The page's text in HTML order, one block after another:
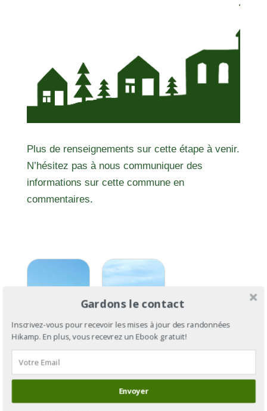
Plus de renseignements sur cette étape à venir.
N’hésitez pas à nous communiquer des
informations sur cette commune en
commentaires.
GR®34
section 9 :
la
Bretagne
par le
Gardons le contact
Inscrivez-vous pour recevoir les mises à jour des randonnées
Hikamp. En plus, vous recevrez un Ebook gratuit!
Envoyer